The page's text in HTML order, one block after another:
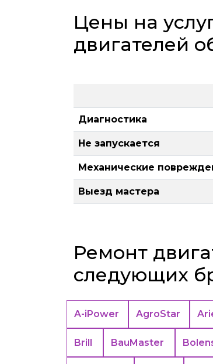
Цены на
двигателей
Диагностика
Не запускается
Механические
Выезд мастера
Ремонт
следующих
A-iPower AgroStar
Brill BauMaster